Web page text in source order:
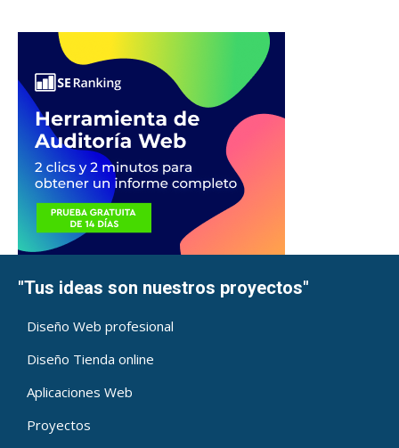
"Tus ideas son nuestros proyectos"
Diseño Web profesional
Diseño Tienda online
Aplicaciones Web
Proyectos